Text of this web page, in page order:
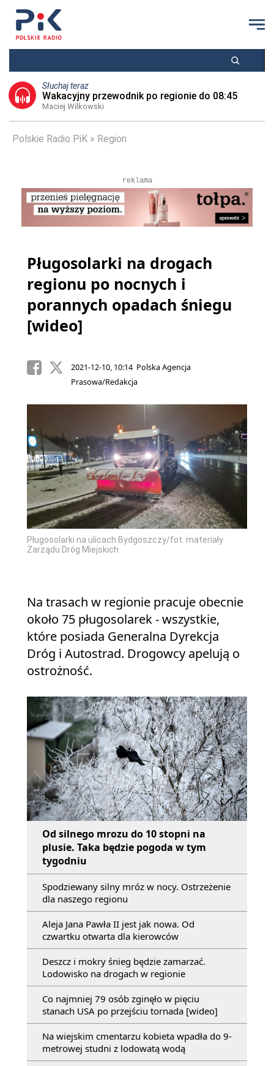
Słuchaj teraz
Wakacyjny przewodnik po regionie do 08:45
Maciej Wilkowski
Polskie Radio PiK Region
reklama
Pługosolarki na drogach
regionu po nocnych i
porannych opadach śniegu
[wideo]
2021-12-10, 10:14 Polska Agencja
Prasowa/Redakcja
Pługosolarki na ulicach Bydgoszczy/fot. materiały
Zarządu Dróg Miejskich
Na trasach w regionie pracuje obecnie
około 75 pługosolarek - wszystkie,
które posiada Generalna Dyrekcja
Dróg i Autostrad. Drogowcy apelują o
ostrożność.
Od silnego mrozu do 10 stopni na
plusie. Taka będzie pogoda w tym
tygodniu
Spodziewany silny mróz w nocy. Ostrzeżenie
dla naszego regionu
Aleja Jana Pawła II jest jak nowa. Od
czwartku otwarta dla kierowców
Deszcz i mokry śnieg będzie zamarzać.
Lodowisko na drogach w regionie
Co najmniej 79 osób zginęło w pięciu
stanach USA po przejściu tornada [wideo]
Na wiejskim cmentarzu kobieta wpadła do 9-
metrowej studni z lodowatą wodą